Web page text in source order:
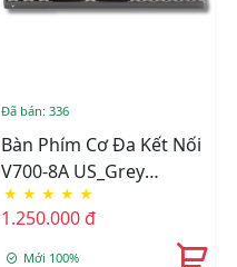
Đã bán: 336
Bàn Phím Cơ Đa Kết Nối
V700-8A US_Grey
White_FB (Black Switch)
★ ★ ★ ★ ★
1.250.000 đ
Mới 100%